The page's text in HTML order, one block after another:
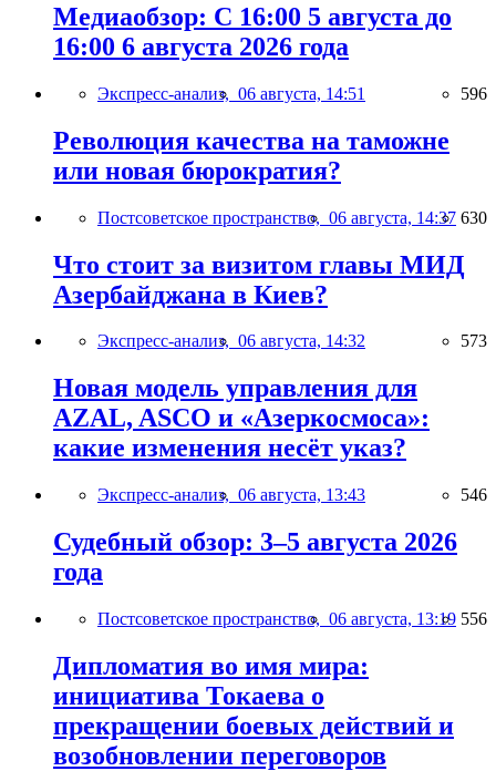
Медиаобзор: С 16:00 5 августа до
16:00 6 августа 2026 года
Экспресс-анализ, 06 августа, 14:51 596
Революция качества на таможне
или новая бюрократия?
Постсоветское пространство, 06 августа, 14:37 630
Что стоит за визитом главы МИД
Азербайджана в Киев?
Экспресс-анализ, 06 августа, 14:32 573
Новая модель управления для
AZAL, ASCO и «Азеркосмоса»:
какие изменения несёт указ?
Экспресс-анализ, 06 августа, 13:43 546
Судебный обзор: 3–5 августа 2026
года
Постсоветское пространство, 06 августа, 13:19 556
Дипломатия во имя мира:
инициатива Токаева о
прекращении боевых действий и
возобновлении переговоров